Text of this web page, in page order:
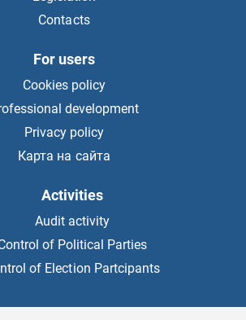
Contacts
For users
Cookies policy
development
Privacy policy
Карта на сайта
Activities
Audit activity
of Political Parties
of Election Partcipants